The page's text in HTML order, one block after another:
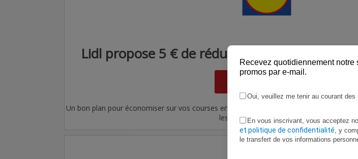
Lidl propose 5 € de réduction dès 59 €
Voir l'offre
Un bon plan pour économiser sur vos courses en ligne chez Lidl : 5 € de réduction dès
les soirs entre 18h et minuit.
Recevez quotidiennement
promos par e-mail.
Oui, veuillez me tenir au courant des
En vous inscrivant, vous acceptez
et politique de confidentialité, y
le transfert de vos informations